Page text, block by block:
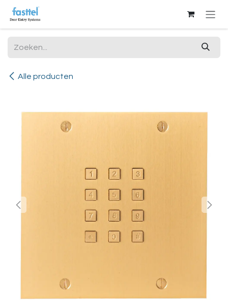
Overslaan naar inhoud
Alle producten